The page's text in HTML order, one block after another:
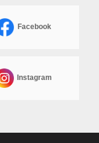
Facebook
Instagram